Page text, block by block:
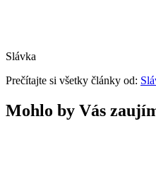
Slávka
Prečítajte si všetky články od:
Mohlo by Vás